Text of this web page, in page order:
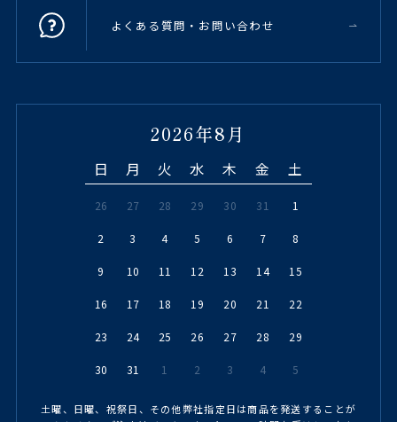
よくある質問・お問い合わせ
2026年8月
日 月 火 水 木 金 土
26 27 28 29 30 31 1
2 3 4 5 6 7 8
9 10 11 12 13 14 15
16 17 18 19 20 21 22
23 24 25 26 27 28 29
30 31 1 2 3 4 5
土曜、日曜、祝祭日、その他弊社指定日は商品を発送することが